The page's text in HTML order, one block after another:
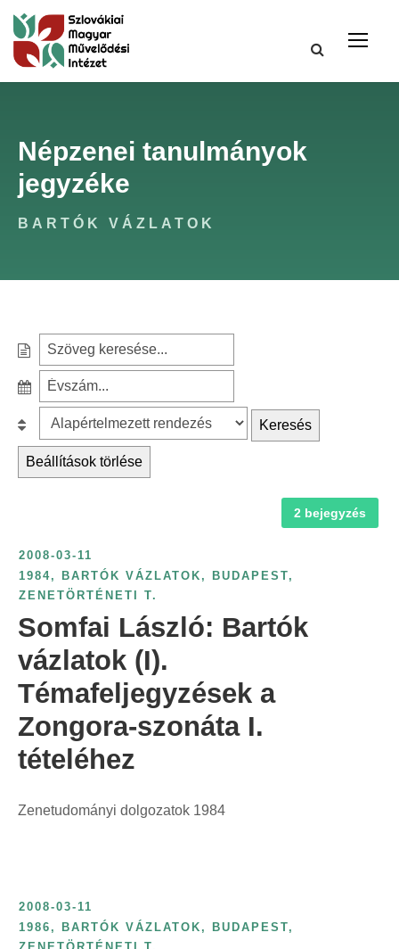
Népzenei tanulmányok
jegyzéke
BARTÓK VÁZLATOK
e
c
h
:
z
é
v
s
z
á
m
s
z
e
i
t
e
s
l
á
:
Keresés
Beállítások törlése
2 bejegyzés
2008-03-11
1984, BARTÓK VÁZLATOK , BUDAPEST,
ZENETÖRTÉNETI T.
Somfai László: Bartók
vázlatok (I).
Témafeljegyzések a
Zongora-szonáta I.
tételéhez
Zenetudományi dolgozatok 1984
2008-03-11
1986 , BARTÓK VÁZLATOK , BUDAPEST,